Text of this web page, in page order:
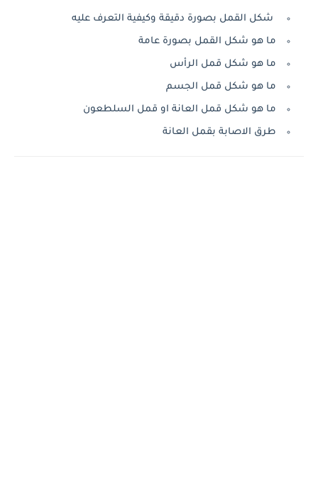
شكل القمل بصورة دقيقة وكيفية التعرف عليه
ما هو شكل القمل بصورة عامة
ما هو شكل قمل الرأس
ما هو شكل قمل الجسم
ما هو شكل قمل العانة او قمل السلطعون
طرق الاصابة بقمل العانة